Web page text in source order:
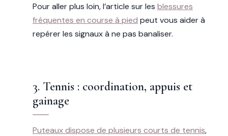
Pour aller plus loin, l’article sur les blessures
fréquentes en course à pied peut vous aider à
repérer les signaux à ne pas banaliser.
3. Tennis : coordination, appuis et
gainage
Puteaux dispose de plusieurs courts de tennis,